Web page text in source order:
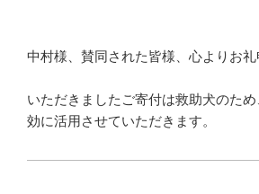
中村様、賛同された皆様、心よりお礼
いただきましたご寄付は救助犬のた
効に活用させていただきます。